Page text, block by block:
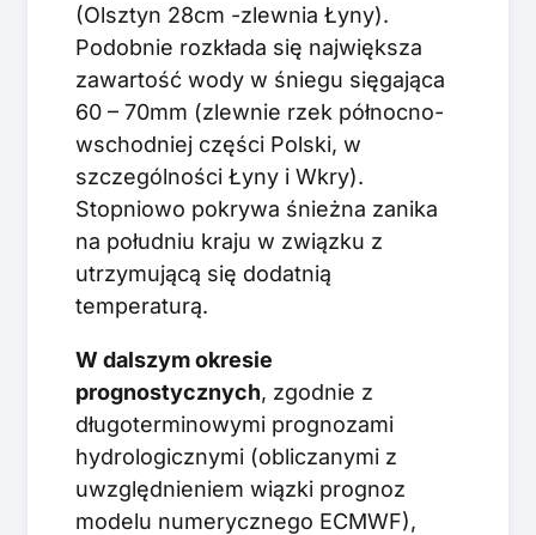
(Olsztyn 28cm -zlewnia Łyny).
Podobnie rozkłada się największa
zawartość wody w śniegu sięgająca
60 – 70mm (zlewnie rzek północno-
wschodniej części Polski, w
szczególności Łyny i Wkry).
Stopniowo pokrywa śnieżna zanika
na południu kraju w związku z
utrzymującą się dodatnią
temperaturą.
W dalszym okresie
prognostycznych, zgodnie z
długoterminowymi prognozami
hydrologicznymi (obliczanymi z
uwzględnieniem wiązki prognoz
modelu numerycznego ECMWF),